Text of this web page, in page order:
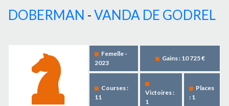
DOBERMAN -VANDA DE GODREL
Femelle -
2023
Gains : 10 725 €
Courses :
11
Victoires :
1
Places
: 1